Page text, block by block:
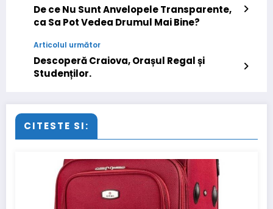
De ce Nu Sunt Anvelopele Transparente,
ca Sa Pot Vedea Drumul Mai Bine?
Articolul următor
Descoperă Craiova, Orașul Regal și
Studenților.
CITESTE SI: